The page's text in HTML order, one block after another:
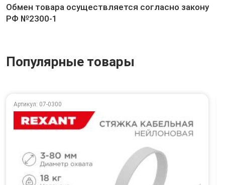
Обмен товара осуществляется согласно закону
РФ №2300-1
Популярные товары
Артикул: 07-0300